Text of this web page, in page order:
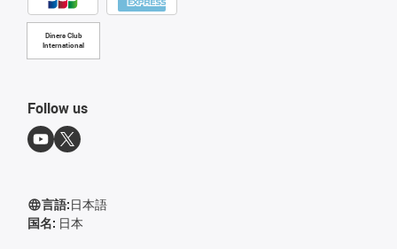
Diners Club
International
Follow us
言語:日本語
国名: 日本